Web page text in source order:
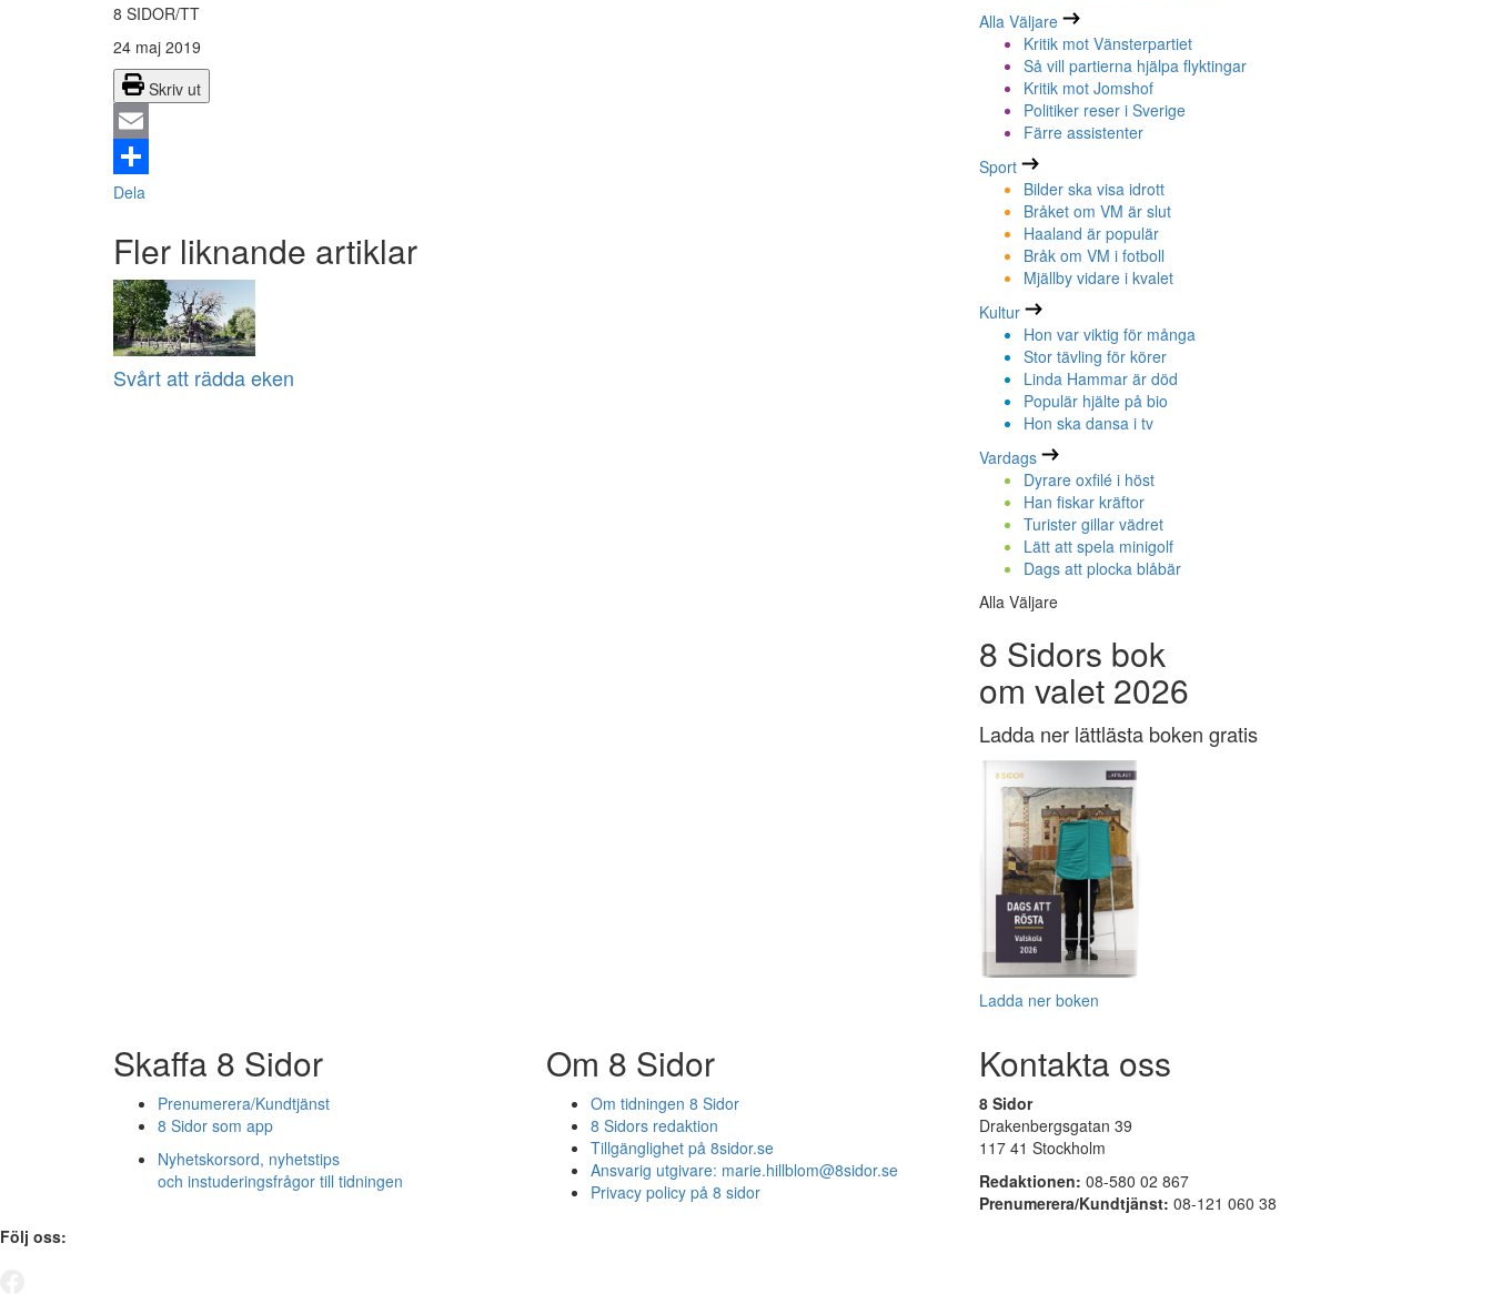
8 SIDOR/TT
24 maj 2019
Skriv ut
Email
Dela
Fler liknande artiklar
Svårt att rädda eken
Alla Väljare
Kritik mot Vänsterpartiet
Så vill partierna hjälpa flyktingar
Kritik mot Jomshof
Politiker reser i Sverige
Färre assistenter
Sport
Bilder ska visa idrott
Bråket om VM är slut
Haaland är populär
Bråk om VM i fotboll
Mjällby vidare i kvalet
Kultur
Hon var viktig för många
Stor tävling för körer
Linda Hammar är död
Populär hjälte på bio
Hon ska dansa i tv
Vardags
Dyrare oxfilé i höst
Han fiskar kräftor
Turister gillar vädret
Lätt att spela minigolf
Dags att plocka blåbär
Alla Väljare
8 Sidors bok
om valet 2026
Ladda ner lättlästa boken gratis
Ladda ner boken
Skaffa 8 Sidor
Prenumerera/Kundtjänst
8 Sidor som app
Nyhetskorsord, nyhetstips
och instuderingsfrågor till tidningen
Om 8 Sidor
Om tidningen 8 Sidor
8 Sidors redaktion
Tillgänglighet på 8sidor.se
Ansvarig utgivare: marie.hillblom@8sidor.se
Privacy policy på 8 sidor
Kontakta oss
8 Sidor
Drakenbergsgatan 39
117 41 Stockholm
Redaktionen: 08-580 02 867
Prenumerera/Kundtjänst: 08-121 060 38
Följ oss: